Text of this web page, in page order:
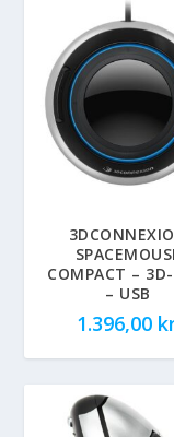
COMPACT –
– USB
1.396,00